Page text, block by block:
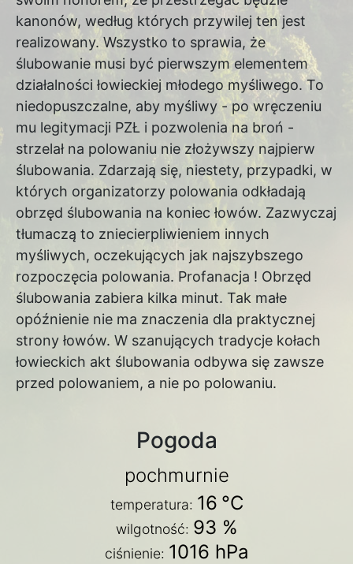
kanonów, według których przywilej ten jest
realizowany. Wszystko to sprawia, że
ślubowanie musi być pierwszym elementem
działalności łowieckiej młodego myśliwego. To
niedopuszczalne, aby myśliwy - po wręczeniu
mu legitymacji PZŁ i pozwolenia na broń -
strzelał na polowaniu nie złożywszy najpierw
ślubowania. Zdarzają się, niestety, przypadki, w
których organizatorzy polowania odkładają
obrzęd ślubowania na koniec łowów. Zazwyczaj
tłumaczą to zniecierpliwieniem innych
myśliwych, oczekujących jak najszybszego
rozpoczęcia polowania. Profanacja ! Obrzęd
ślubowania zabiera kilka minut. Tak małe
opóźnienie nie ma znaczenia dla praktycznej
strony łowów. W szanujących tradycje kołach
łowieckich akt ślubowania odbywa się zawsze
przed polowaniem, a nie po polowaniu.
Pogoda
pochmurnie
temperatura: 16 °C
wilgotność: 93 %
ciśnienie: 1016 hPa